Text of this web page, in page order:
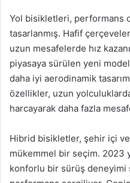
Yol bisikletleri, performans
tasarlanmış. Hafif
uzun mesafelerde hız
piyasaya sürülen yeni
daha iyi aerodinamik
özellikler, uzun
harcayarak daha fazla
Hibrid bisikletler, şehir içi
mükemmel bir seçim. 2023
konforlu bir sürüş deneyimi